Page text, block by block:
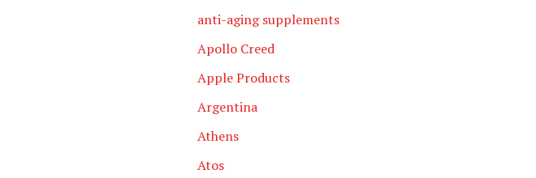
anti-aging supplements
Apollo Creed
Apple Products
Argentina
Athens
Atos